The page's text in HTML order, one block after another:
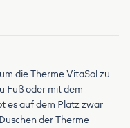
die Therme VitaSol zu
Fuß oder mit dem
es auf dem Platz zwar
der Therme